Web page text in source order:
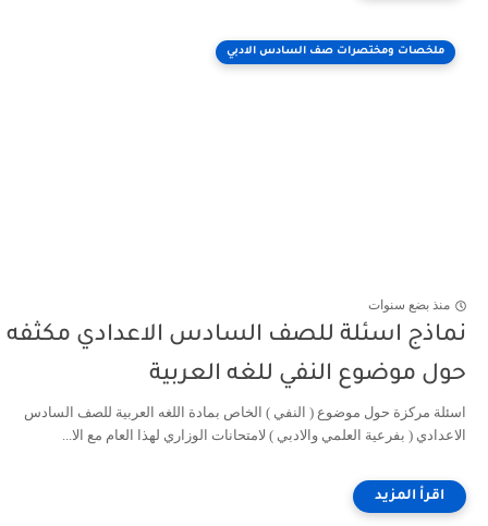
ملخصات ومختصرات صف السادس الادبي
منذ بضع سنوات
نماذج اسئلة للصف السادس الاعدادي مكثفه
حول موضوع النفي للغه العربية
اسئلة مركزة حول موضوع ( النفي ) الخاص بمادة اللغه العربية للصف السادس
الاعدادي ( بفرعية العلمي والادبي ) لامتحانات الوزاري لهذا العام مع الا...